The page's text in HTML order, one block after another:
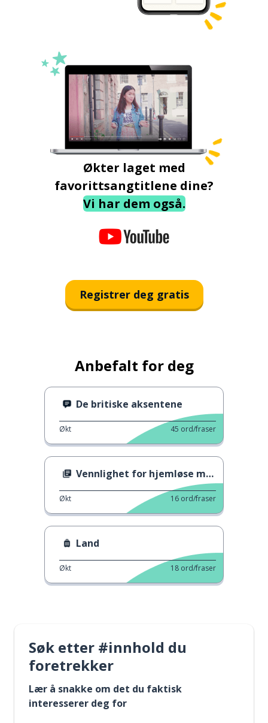
Økter laget med
favorittsangtitlene dine?
Vi har dem også.
Registrer deg gratis
Anbefalt for deg
De britiske aksentene
Økt 45 ord/fraser
Vennlighet for hjemløse mennesker
Økt 16 ord/fraser
Land
Økt 18 ord/fraser
Søk etter #innhold du
foretrekker
Lær å snakke om det du faktisk
interesserer deg for